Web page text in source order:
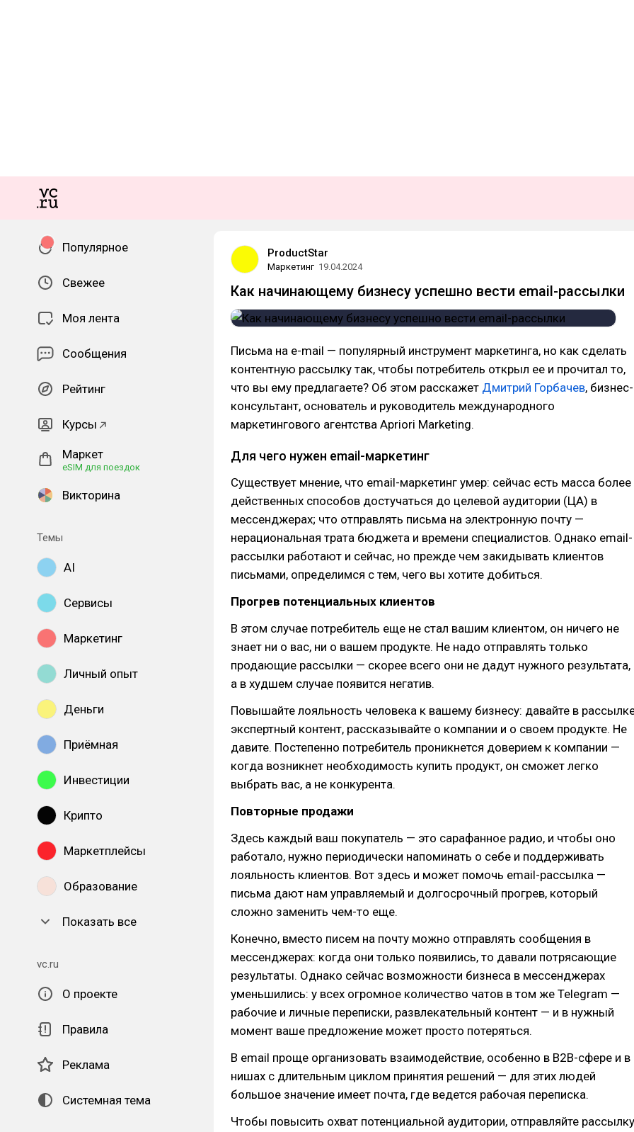
Популярное
Свежее
Моя лента
Сообщения
Рейтинг
Курсы
Маркет
eSIM для поездок
Викторина
Темы
AI
Сервисы
Маркетинг
Личный опыт
Деньги
Приёмная
Инвестиции
Крипто
Маркетплейсы
Образование
Показать все
vc.ru
О проекте
Правила
Реклама
Системная тема
ProductStar
Маркетинг 19.04.2024
Как начинающему бизнесу успешно вести email-рассылки
Письма на e-mail — популярный инструмент маркетинга, но как сделать
контентную рассылку так, чтобы потребитель открыл ее и прочитал то,
что вы ему предлагаете? Об этом расскажет Дмитрий Горбачев, бизнес-
консультант, основатель и руководитель международного
маркетингового агентства Apriori Marketing.
Для чего нужен email-маркетинг
Существует мнение, что email-маркетинг умер: сейчас есть масса более
действенных способов достучаться до целевой аудитории (ЦА) в
мессенджерах; что отправлять письма на электронную почту —
нерациональная трата бюджета и времени специалистов. Однако email-
рассылки работают и сейчас, но прежде чем закидывать клиентов
письмами, определимся с тем, чего вы хотите добиться.
Прогрев потенциальных клиентов
В этом случае потребитель еще не стал вашим клиентом, он ничего не
знает ни о вас, ни о вашем продукте. Не надо отправлять только
продающие рассылки — скорее всего они не дадут нужного результата,
а в худшем случае появится негатив.
Повышайте лояльность человека к вашему бизнесу: давайте в
экспертный контент, рассказывайте о компании и о своем продукте. Не
давите. Постепенно потребитель проникнется доверием к компании —
когда возникнет необходимость купить продукт, он сможет легко
выбрать вас, а не конкурента.
Повторные продажи
Здесь каждый ваш покупатель — это сарафанное радио, и чтобы оно
работало, нужно периодически напоминать о себе и поддерживать
лояльность клиентов. Вот здесь и может помочь email-рассылка —
письма дают нам управляемый и долгосрочный прогрев, который
сложно заменить чем-то еще.
Конечно, вместо писем на почту можно отправлять сообщения в
мессенджерах: когда они только появились, то давали потрясающие
результаты. Однако сейчас возможности бизнеса в мессенджерах
уменьшились: у всех огромное количество чатов в том же Telegram —
рабочие и личные переписки, развлекательный контент — и в нужный
момент ваше предложение может просто потеряться.
В email проще организовать взаимодействие, особенно в B2B-сфере и в
нишах с длительным циклом принятия решений — для этих людей
большое значение имеет почта, где ведется рабочая переписка.
Чтобы повысить охват потенциальной аудитории, отправляйте рассылку